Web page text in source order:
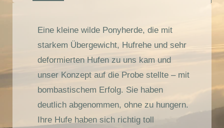
Eine kleine wilde Ponyherde, die mit
starkem Übergewicht, Hufrehe und sehr
deformierten Hufen zu uns kam und
unser Konzept auf die Probe stellte – mit
bombastischem Erfolg. Sie haben
deutlich abgenommen, ohne zu hungern.
Ihre Hufe haben sich richtig toll